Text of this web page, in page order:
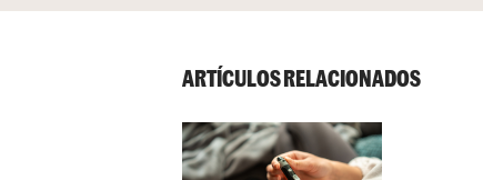
ARTÍCULOS RELACIONADOS